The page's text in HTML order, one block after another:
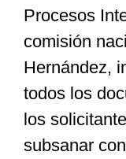
Procesos
comisión
Hernández,
todos los
los
subsanar